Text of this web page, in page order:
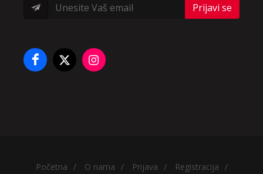
Prijavi se
Početna / O nama / Prijava / Registracija /